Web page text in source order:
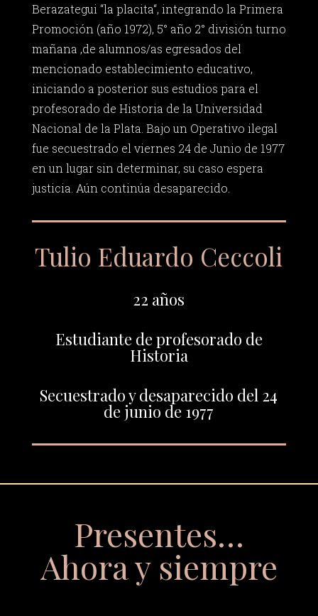
Berazategui “la placita“, integrando la Primera
Promoción (año 1972), 5° año 2° división turno
mañana ,de alumnos/as egresados del
mencionado establecimiento educativo,
iniciando a posterior sus estudios para el
profesorado de Historia de la Universidad
Nacional de la Plata. Bajo un Operativo ilegal
fue secuestrado el viernes 24 de Junio de 1977
en un lugar sin determinar, su caso espera
justicia. Aún continúa desaparecido.
Tulio Eduardo Ceccoli
22 años
Estudiante de profesorado de
Historia
Secuestrado y desaparecido del 24
de junio de 1977
Presentes…
Ahora y siempre